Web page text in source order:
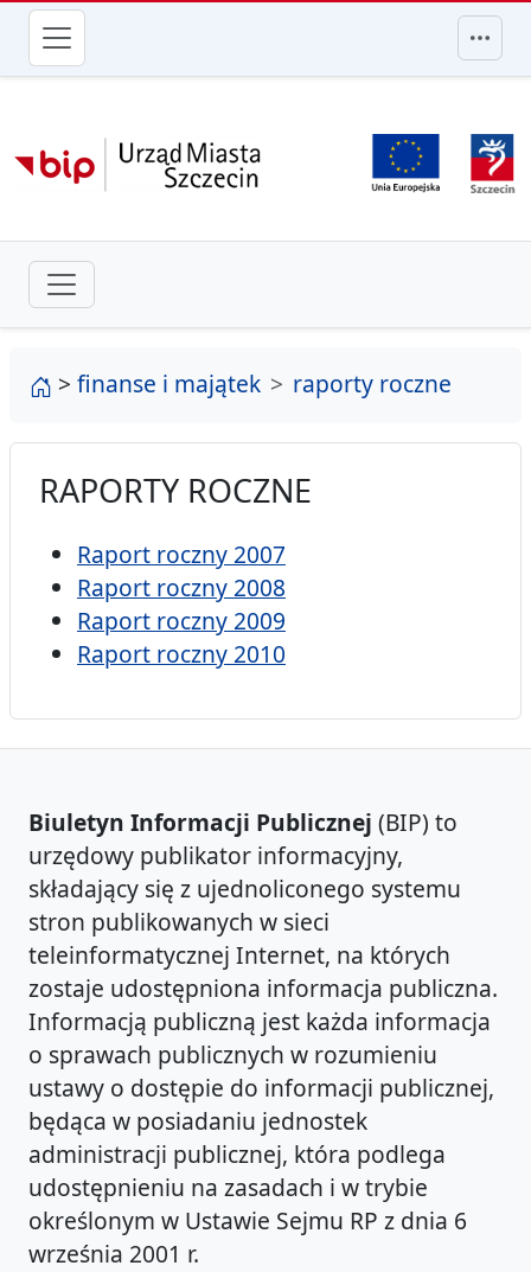
przejdź do głównego menu
strona główna
> finanse i majątek raporty roczne
RAPORTY ROCZNE
Raport roczny 2007
Raport roczny 2008
Raport roczny 2009
Raport roczny 2010
Biuletyn Informacji Publicznej (BIP) to
urzędowy publikator informacyjny,
składający się z ujednoliconego systemu
stron publikowanych w sieci
teleinformatycznej Internet, na których
zostaje udostępniona informacja publiczna.
Informacją publiczną jest każda informacja
o sprawach publicznych w rozumieniu
ustawy o dostępie do informacji publicznej,
będąca w posiadaniu jednostek
administracji publicznej, która podlega
udostępnieniu na zasadach i w trybie
określonym w Ustawie Sejmu RP z dnia 6
września 2001 r.